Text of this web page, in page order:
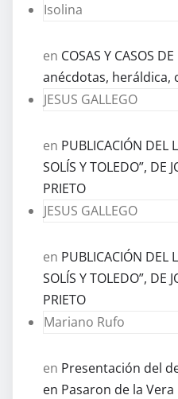
Isolina
en COSAS Y CASOS
anécdotas, heráldica,
JESUS GALLEGO
en PUBLICACIÓN DEL
SOLÍS Y TOLEDO”, DE
PRIETO
JESUS GALLEGO
en PUBLICACIÓN DEL
SOLÍS Y TOLEDO”, DE
PRIETO
Mariano Rufo
en Presentación del
en Pasaron de la Vera